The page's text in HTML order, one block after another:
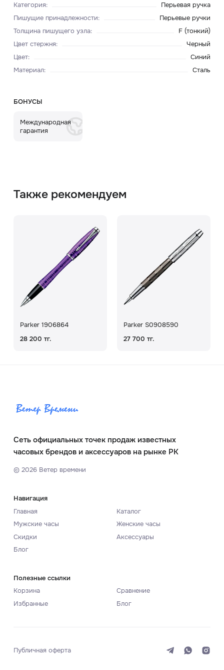
Категория:
Перьевая ручка
Пишущие принадлежности:
Перьевые ручки
Толщина пишущего узла:
F (тонкий)
Цвет стержня:
Черный
Цвет:
Синий
Материал: Сталь
БОНУСЫ
Международная
гарантия
Также рекомендуем
Parker 1906864
28 200 тг.
Parker S0908590
27 700 тг.
Сеть официальных точек продаж известных
часовых брендов и аксессуаров на рынке РК
© 2026Ветер времени
Навигация
Главная
Каталог
Мужские часы
Женские часы
Скидки
Аксессуары
Блог
Полезные ссылки
Корзина
Сравнение
Избранные
Блог
Публичная оферта Светлая